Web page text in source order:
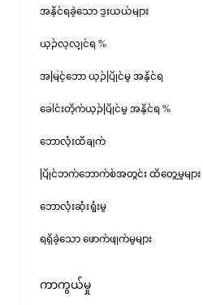
အနိုင်ရခဲ့သော ဒူးယယ်များ
ယှဉ်လုလျှင်ရ %
အမြင့်ဘော ယှဉ်ပြိုင်မှု အနိုင်ရ
ခေါင်းတိုက်ယှဉ်ပြိုင်မှု အနိုင်ရ %
ဘောလုံးထိချက်
ပြိုင်ဘက်ဘောက်စ်အတွင်း ထိတွေ့မှုများ
ဘောလုံးဆုံးရှုံးမှု
ရရှိခဲ့သော ဖောက်ဖျက်မှုများ
ကာကွယ်မှု